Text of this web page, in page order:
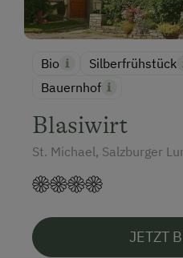
Bio Silberfrühstück
Bauernhof
Blasiwirt
St. Michael, Salzburger
JETZT